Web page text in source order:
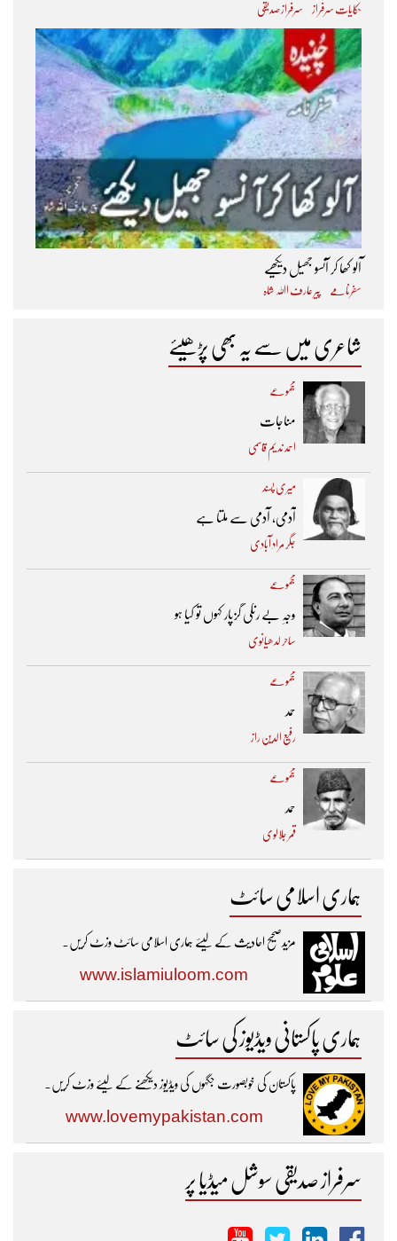
حکایات سرفراز سرفراز صدیقی
آلو کھا کر آنسو جھیل دیکھیے
سفرنامے پیر عارف اﷲ شاہ
شاعری میں سے یہ بھی پڑھیئے
مجموعے
مناجات
احمد ندیم قاسمی
میری پسند
آدمی، آدمی سے ملتا ہے
جگر مراد آبادی
مجموعے
وجہِ بے رنگی گزپار کہوں تو کیا ہو
ساحر لدھیانوی
مجموعے
حمد
رفیع الدین راز
مجموعے
حمد
قمر جلالوی
ہماری اسلامی سائٹ
مزیدصحیح احادیث کے لیئے ہماری اسلامی سائٹ وزٹ کریں۔
www.islamiuloom.com
ہماری پاکستانی ویڈیوز کی سائٹ
پاکستان کی خوبصورت جگہوں کی ویڈیوز دیکھنے کے لیئے وزٹ کریں۔
www.lovemypakistan.com
سرفراز صدیقی سوشل میڈیا پر